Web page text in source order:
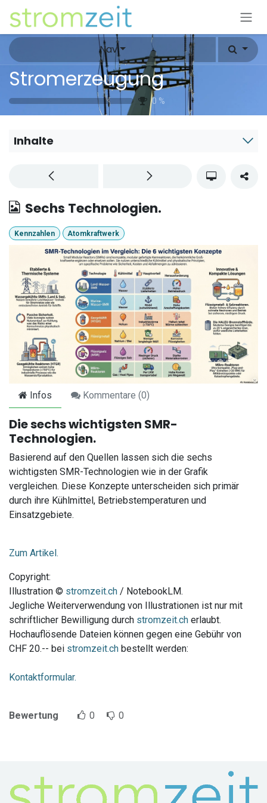
Zum Inhalt springen
Nav
Stromerzeugung
0 %
Inhalte
Sechs Technologien.
Kennzahlen Atomkraftwerk
Infos Kommentare (0)
Die sechs wichtigsten SMR-
Technologien.
Basierend auf den Quellen lassen sich die sechs
wichtigsten SMR-Technologien wie in der Grafik
vergleichen. Diese Konzepte unterscheiden sich primär
durch ihre Kühlmittel, Betriebstemperaturen und
Einsatzgebiete.
Zum Artikel.
Copyright:
Illustration © stromzeit.ch / NotebookLM.
Jegliche Weiterverwendung von Illustrationen ist nur mit
schriftlicher Bewilligung durch stromzeit.ch erlaubt.
Hochauflösende Dateien können gegen eine Gebühr von
CHF 20.-- bei stromzeit.ch bestellt werden:
Kontaktformular.
Bewertung 0 0